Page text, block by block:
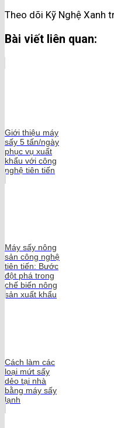
Theo dõi Kỹ Nghệ Xanh
Bài viết liên quan:
Giới thiệu máy
sấy 5 tấn/ngày
phục vụ xuất
khẩu với công
nghệ tiên tiến
Máy sấy nông
sản công nghệ
tiên tiến: Bước
đột phá trong
chế biến nông
sản xuất khẩu
Cách làm các
loại mứt sấy
dẻo tại nhà
bằng máy sấy
lạnh